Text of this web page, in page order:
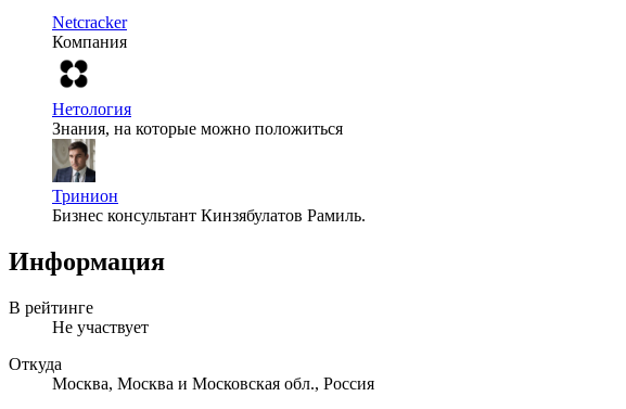
Netcracker
Компания
Нетология
Знания, на которые можно положиться
Тринион
Бизнес консультант Кинзябулатов Рамиль.
Информация
В рейтинге
Не участвует
Откуда
Москва, Москва и Московская обл., Россия